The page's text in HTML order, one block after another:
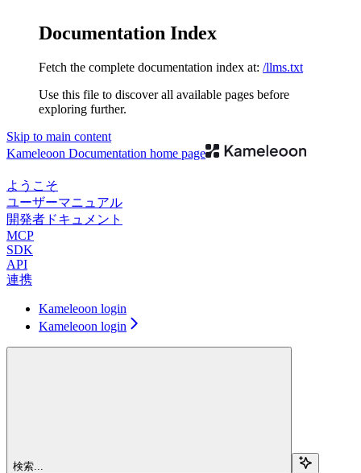
Documentation Index
Fetch the complete documentation index at: /llms.txt
Use this file to discover all available pages before
exploring further.
Skip to main content
Kameleoon Documentation home page
ようこそ
ユーザーマニュアル
開発者ドキュメント
MCP
SDK
API
連携
Kameleoon login
Kameleoon login
検索...